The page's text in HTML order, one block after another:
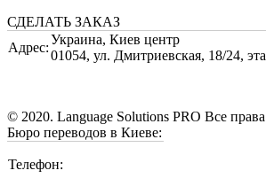
СДЕЛАТЬ ЗАКАЗ
Адрес:
Украина, Киев центр
01054, ул. Дмитриевская, 18/24,
© 2020. Language Solutions PRO Все
Бюро переводов в Киеве:
Телефон: